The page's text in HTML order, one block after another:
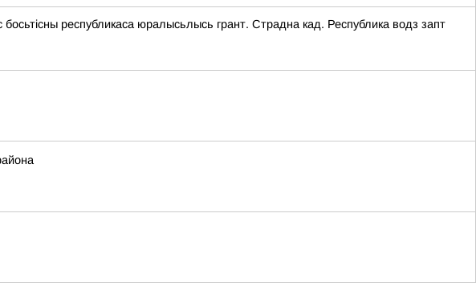
республикаса юралысьлысь грант. Страдна кад. Республика водз запт